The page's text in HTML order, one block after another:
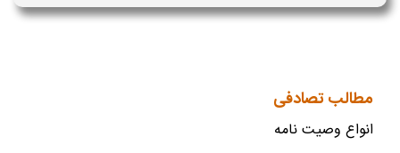
مطالب تصادفی
انواع وصیت نامه